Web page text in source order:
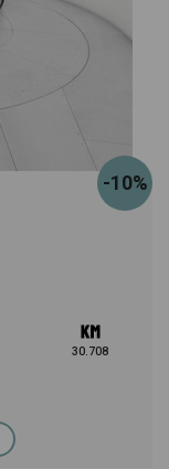
-10%
30.708